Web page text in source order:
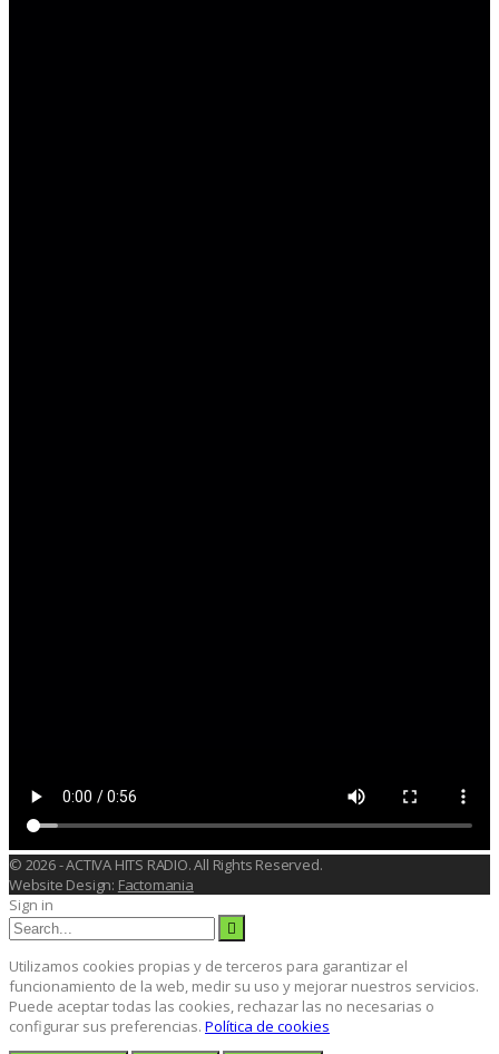
© 2026 - ACTIVA HITS RADIO. All Rights Reserved.
Website Design: Factomania
Sign in
Utilizamos cookies propias y de terceros para garantizar el
funcionamiento de la web, medir su uso y mejorar nuestros servicios.
Puede aceptar todas las cookies, rechazar las no necesarias o
configurar sus preferencias. Política de cookies